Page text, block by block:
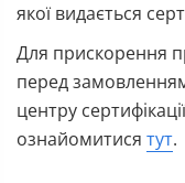
якої видається
Для прискорення
перед
центру
ознайомитися тут.